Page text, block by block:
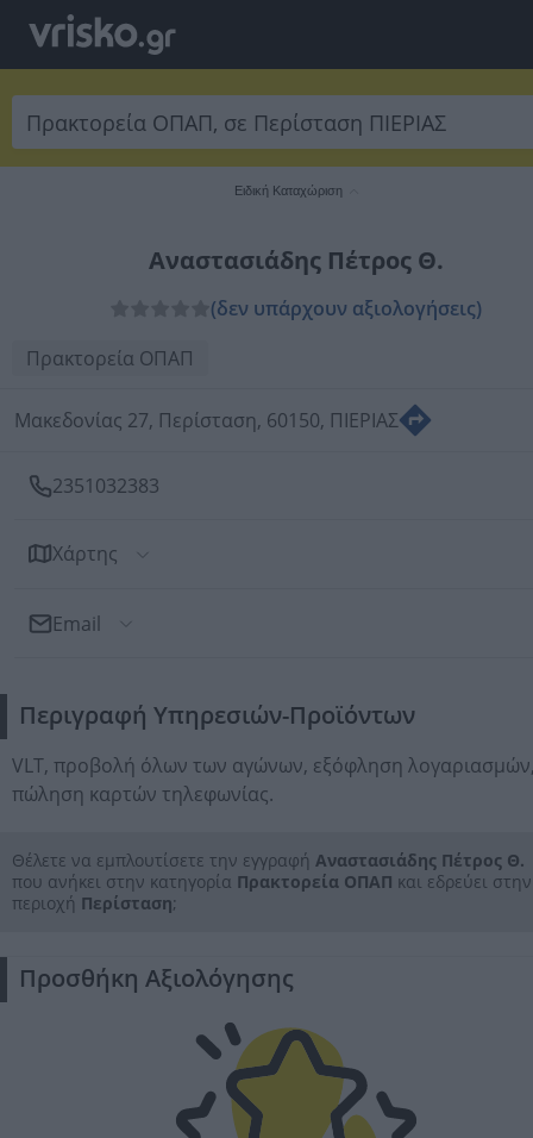
Ειδική Καταχώριση
Αναστασιάδης Πέτρος Θ.
(δεν υπάρχουν αξιολογήσεις)
Πρακτορεία ΟΠΑΠ
Μακεδονίας 27, Περίσταση, 60150, ΠΙΕΡΙΑΣ
2351032383
Χάρτης
Email
Προς: Αναστασιάδης Πέτρος Θ.
Αποδέχομαι τουςΌρους Χρήσης και τηνΠολιτική Προστασίας
Προσωπικών Δεδομένων
Περιγραφή Υπηρεσιών-Προϊόντων
VLT, προβολή όλων των αγώνων, εξόφληση
πώληση καρτών τηλεφωνίας.
Θέλετε να εμπλουτίσετε την εγγραφή Αναστασιάδης Πέτρος Θ.
που ανήκει στην κατηγορία Πρακτορεία ΟΠΑΠ και εδρεύει στην
περιοχή Περίσταση;
Προσθήκη Αξιολόγησης